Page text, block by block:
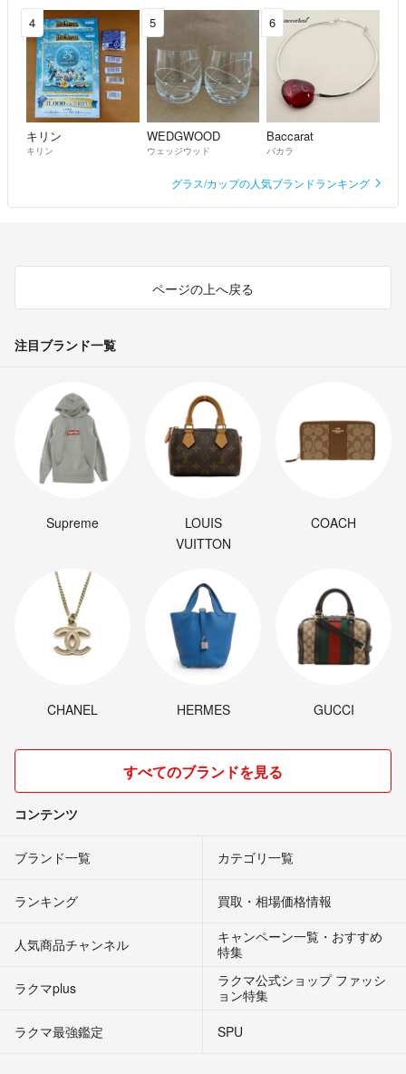
い。購入後のご希望にはお応えできない場合がございます。
また、ネコポスサイズの荷物（カトラリー等）はポスト投函でのお届け
となりますので、着指定が出来ません。
4
キリン
キリン
5
WEDGWOOD
ウェッジウッド
6
Baccarat
バカラ
グラス/カップの人気ブランドランキング
ページの上へ戻る
注目ブランド一覧
Supreme
LOUIS
VUITTON
COACH
CHANEL HERMES GUCCI
すべてのブランドを見る
コンテンツ
ブランド一覧 カテゴリ一覧
ランキング 買取・相場価格情報
人気商品チャンネル
キャンペーン一覧・おすすめ
特集
ラクマplus
ラクマ公式ショップ ファッシ
ョン特集
ラクマ最強鑑定
SPU